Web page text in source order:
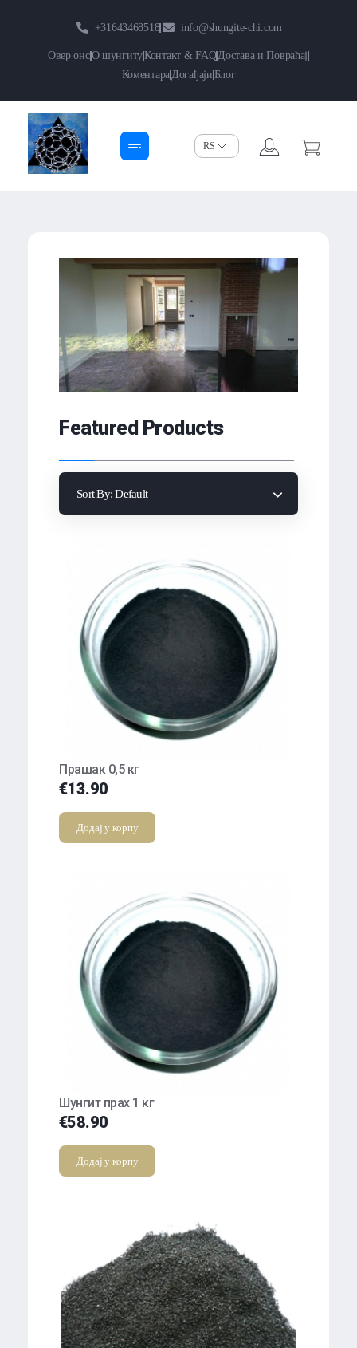
+31643468518 info@shungite-chi.com
Овер онсО шунгитуКонтакт & FAQДостава и Повраћај
КоментараДогађаји Блог
Featured Products
Sort By:Default
Прашак 0,5 кг
€13.90
Додај у корпу
Шунгит прах 1 кг
€58.90
Додај у корпу